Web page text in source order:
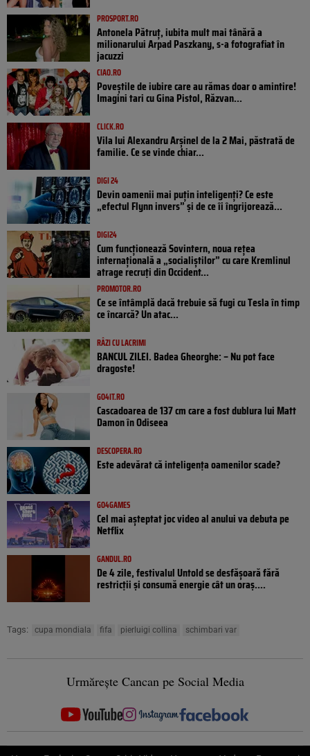
PROSPORT.RO
Antonela Pătruț, iubita mult mai tânără a
milionarului Arpad Paszkany, s-a fotografiat în
jacuzzi
CIAO.RO
Poveştile de iubire care au rămas doar o amintire!
Imagini tari cu Gina Pistol, Răzvan...
CLICK.RO
Vila lui Alexandru Arșinel de la 2 Mai, păstrată de
familie. Ce se vinde chiar...
DIGI 24
Devin oamenii mai puțin inteligenți? Ce este
„efectul Flynn invers” și de ce îi îngrijorează...
DIGI24
Cum funcționează Sovintern, noua rețea
internațională a „socialiștilor” cu care Kremlinul
atrage recruți din Occident...
PROMOTOR.RO
Ce se întâmplă dacă trebuie să fugi cu Tesla în timp
ce încarcă? Un atac...
RÂZI CU LACRIMI
BANCUL ZILEI. Badea Gheorghe: – Nu pot face
dragoste!
GO4IT.RO
Cascadoarea de 137 cm care a fost dublura lui Matt
Damon în Odiseea
DESCOPERA.RO
Este adevărat că inteligența oamenilor scade?
GO4GAMES
Cel mai așteptat joc video al anului va debuta pe
Netflix
GANDUL.RO
De 4 zile, festivalul Untold se desfășoară fără
restricții și consumă energie cât un oraș....
Tags: cupa mondiala fifa pierluigi collina schimbari var
Urmărește Cancan pe Social Media